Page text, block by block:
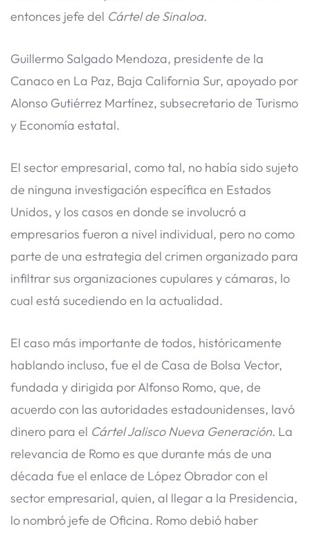
entonces jefe del Cártel de Sinaloa.
Guillermo Salgado Mendoza, presidente de la
Canaco en La Paz, Baja California Sur, apoyado por
Alonso Gutiérrez Martínez, subsecretario de Turismo
y Economía estatal.
El sector empresarial, como tal, no había sido sujeto
de ninguna investigación específica en Estados
Unidos, y los casos en donde se involucró a
empresarios fueron a nivel individual, pero no como
parte de una estrategia del crimen organizado para
infiltrar sus organizaciones cupulares y cámaras, lo
cual está sucediendo en la actualidad.
El caso más importante de todos, históricamente
hablando incluso, fue el de Casa de Bolsa Vector,
fundada y dirigida por Alfonso Romo, que, de
acuerdo con las autoridades estadounidenses, lavó
dinero para el Cártel Jalisco Nueva Generación. La
relevancia de Romo es que durante más de una
década fue el enlace de López Obrador con el
sector empresarial, quien, al llegar a la Presidencia,
lo nombró jefe de Oficina. Romo debió haber